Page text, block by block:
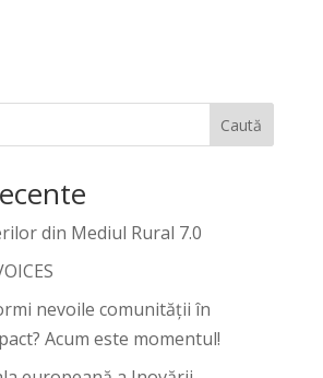
Caută
din Mediul Rural 7.0
nevoile comunității în
Acum este momentul!